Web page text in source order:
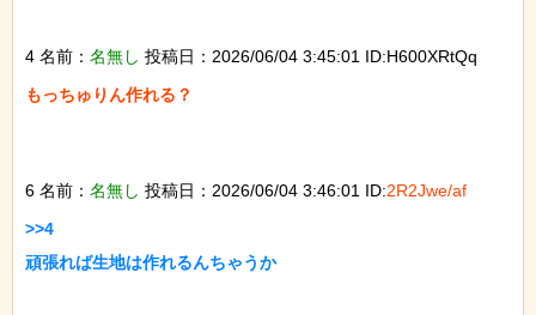
4 名前： 名無し 投稿日：2026/06/04 3:45:01 ID:H600XRtQq
もっちゅりん作れる？
6 名前： 名無し 投稿日：2026/06/04 3:46:01 ID:2R2Jwe/af
>>4
頑張れば生地は作れるんちゃうか